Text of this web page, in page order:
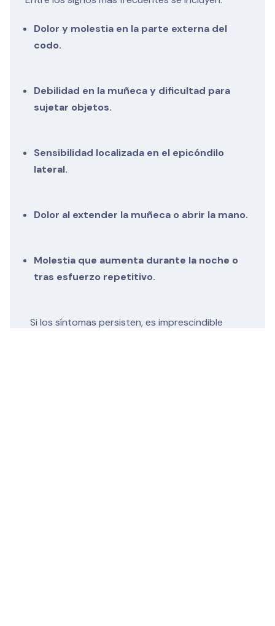
Dolor y molestia en la parte externa del
codo.
Debilidad en la muñeca y dificultad para
sujetar objetos.
Sensibilidad localizada en el epicóndilo
lateral.
Dolor al extender la muñeca o abrir la mano.
Molestia que aumenta durante la noche o
tras esfuerzo repetitivo.
Si los síntomas persisten, es imprescindible